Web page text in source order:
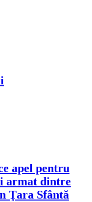
apel pentru
armat dintre
Ţara Sfântă